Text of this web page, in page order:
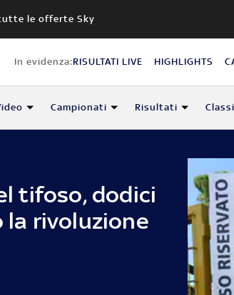
le offerte Sky
In evidenza:RISULTATI LIVE HIGHLIGHTS
Campionati Risultati
tifoso, dodici
la rivoluzione